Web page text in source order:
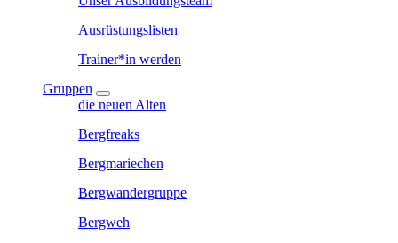
Ausrüstungslisten
Trainer*in werden
Gruppen
die neuen Alten
Bergfreaks
Bergmariechen
Bergwandergruppe
Bergweh